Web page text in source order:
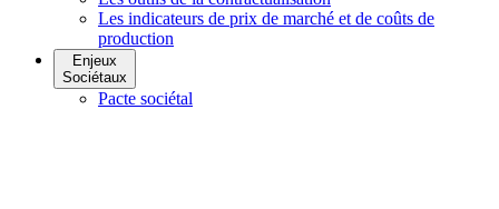
Les indicateurs de prix de marché et de coûts de
production
Enjeux
Sociétaux
Pacte sociétal